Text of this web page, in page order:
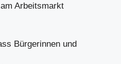
Arbeitsmarkt
Bürgerinnen und